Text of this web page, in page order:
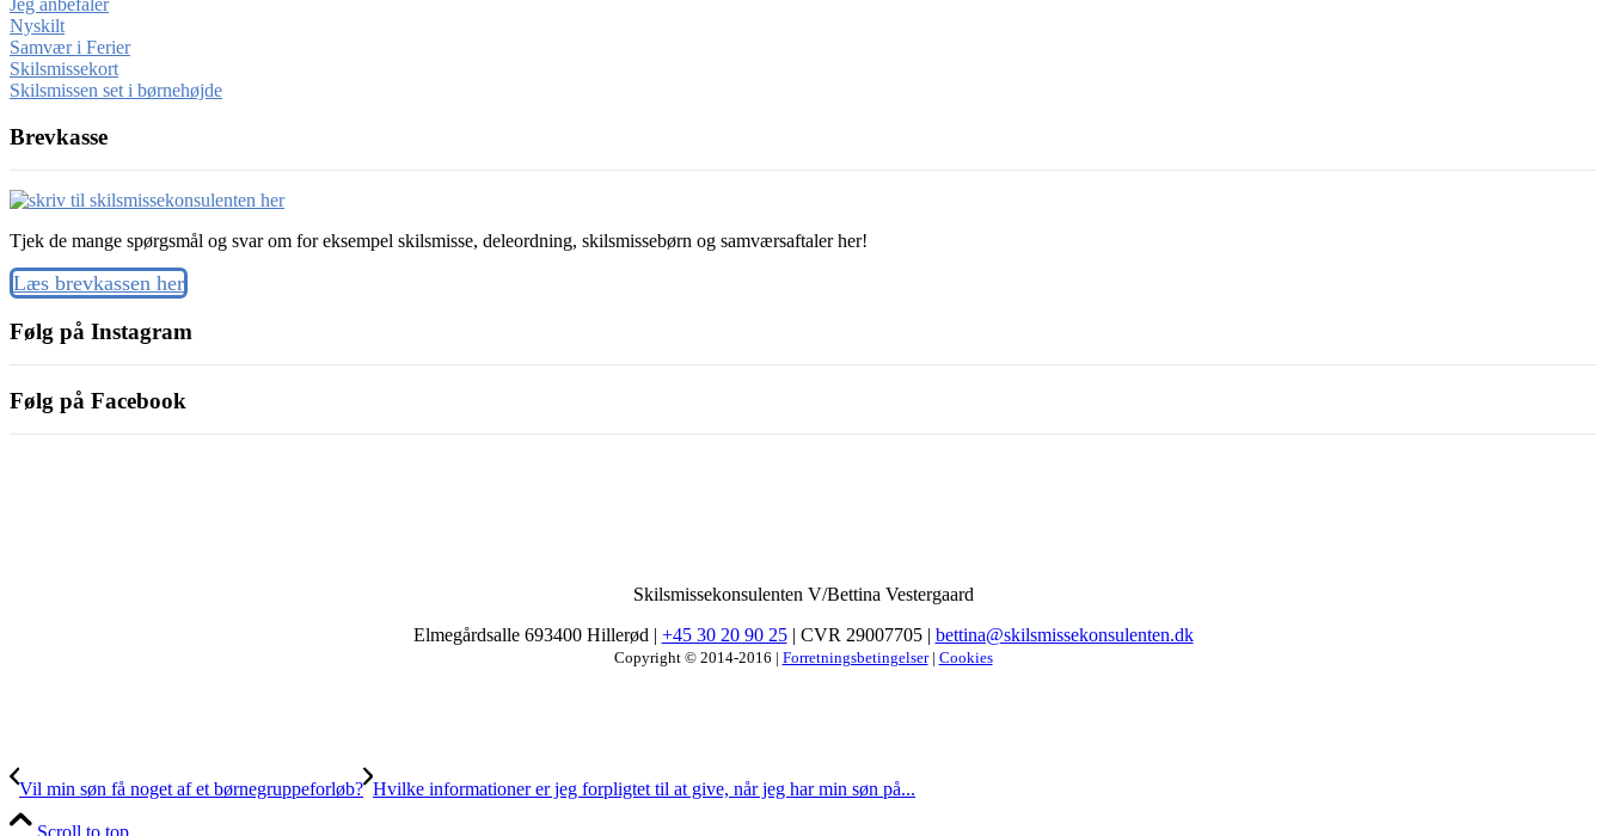
Jeg anbefaler
Nyskilt
Samvær i Ferier
Skilsmissekort
Skilsmissen set i børnehøjde
Brevkasse
Tjek de mange spørgsmål og svar om for eksempel skilsmisse, deleordning, skilsmissebørn og samværsaftaler her!
Læs brevkassen her
Følg på Instagram
Følg på Facebook
Skilsmissekonsulenten V/Bettina Vestergaard
Elmegårdsalle 693400 Hillerød | +45 30 20 90 25| CVR 29007705 | bettina@skilsmissekonsulenten.dk
Copyright © 2014-2016 | Forretningsbetingelser| Cookies
Vil min søn få noget af et børnegruppeforløb? Hvilke informationer er jeg forpligtet til at give, når jeg har min søn på...
Scroll to top